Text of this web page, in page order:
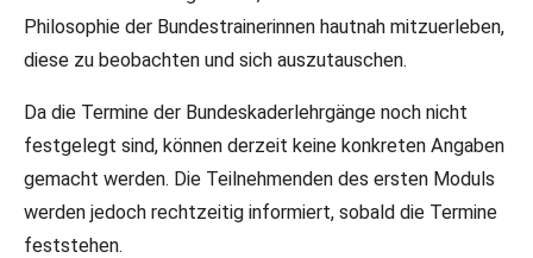
Philosophie der Bundestrainerinnen hautnah mitzuerleben,
diese zu beobachten und sich auszutauschen.
Da die Termine der Bundeskaderlehrgänge noch nicht
festgelegt sind, können derzeit keine konkreten Angaben
gemacht werden. Die Teilnehmenden des ersten Moduls
werden jedoch rechtzeitig informiert, sobald die Termine
feststehen.